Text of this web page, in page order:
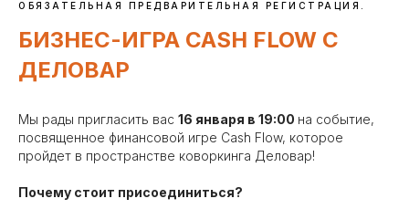
ОБЯЗАТЕЛЬНАЯ ПРЕДВАРИТЕЛЬНАЯ РЕГИСТРАЦИЯ.
БИЗНЕС-ИГРА CASH FLOW С
ДЕЛОВАР
Мы рады пригласить вас 16 января в 19:00 на событие,
посвященное финансовой игре Cash Flow, которое
пройдет в пространстве коворкинга Деловар!
Почему стоит присоединиться?